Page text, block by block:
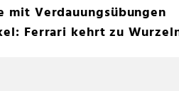
mit Verdauungsübungen
Ferrari kehrt zu